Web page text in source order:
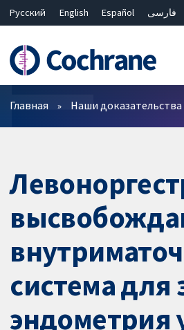
Русский English Español
فارسی
Bahasa Malaysia
ไทย
繁體中文
简体中文
Фильтры
Главная Наши доказательства
система
эндометрия